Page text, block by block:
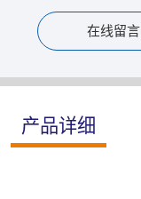
在线留言
产品详细